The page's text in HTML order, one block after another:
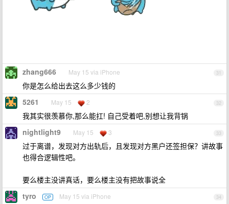
31
zhang666 May 15 via iPhone
你是怎么给出去这么多少钱的
32
5261 May 15 2
我其实很羡慕你,那么能扛! 自己受着吧,别想让我背锅
33
nightlight9 May 15 3
过于离谱，发现对方出轨后，且发现对方黑户还签担保？讲故事
也得合逻辑性吧。
要么楼主没讲真话，要么楼主没有把故事说全
34
tyro OP May 15 via iPhone